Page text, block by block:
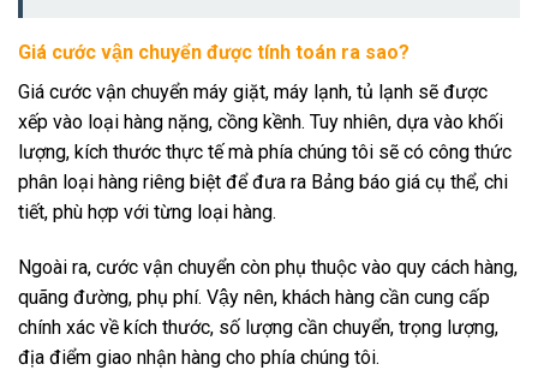
Giá cước vận chuyển được tính toán ra sao?
Giá cước vận chuyển máy giặt, máy lạnh, tủ lạnh sẽ được
xếp vào loại hàng nặng, cồng kềnh. Tuy nhiên, dựa vào khối
lượng, kích thước thực tế mà phía chúng tôi sẽ có công thức
phân loại hàng riêng biệt để đưa ra Bảng báo giá cụ thể, chi
tiết, phù hợp với từng loại hàng.
Ngoài ra, cước vận chuyển còn phụ thuộc vào quy cách hàng,
quãng đường, phụ phí. Vậy nên, khách hàng cần cung cấp
chính xác về kích thước, số lượng cần chuyển, trọng lượng,
địa điểm giao nhận hàng cho phía chúng tôi.